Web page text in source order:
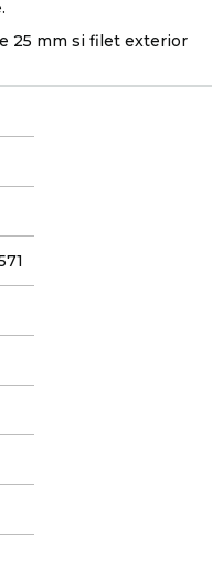
25 mm si filet exterior